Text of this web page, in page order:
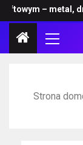
– metal,
Strona